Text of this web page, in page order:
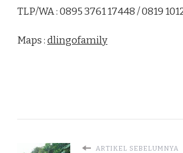
TLP/WA : 0895 3761 17448 / 0819
Maps :dlingofamily
ARTIKEL SEBELUMNYA